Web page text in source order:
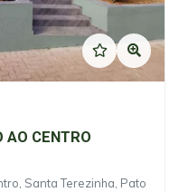
AO CENTRO
Santa Terezinha, Pato